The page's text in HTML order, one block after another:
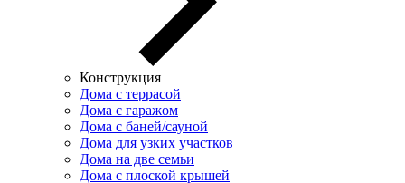
Конструкция
Дома с террасой
Дома с гаражом
Дома с баней/сауной
Дома для узких участков
Дома на две семьи
Дома с плоской крышей